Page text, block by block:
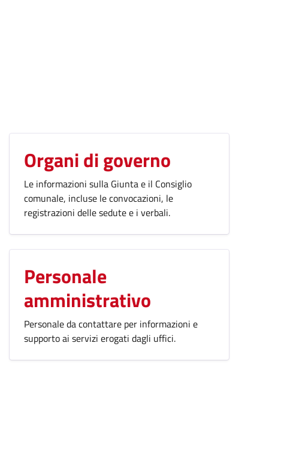
Organi di governo
Le informazioni sulla Giunta e il Consiglio
comunale, incluse le convocazioni, le
registrazioni delle sedute e i verbali.
Personale
amministrativo
Personale da contattare per informazioni e
supporto ai servizi erogati dagli uffici.